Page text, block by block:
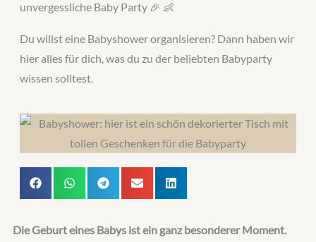
unvergessliche Baby Party 🎉 👶
Du willst eine Babyshower organisieren? Dann haben wir
hier alles für dich, was du zu der beliebten Babyparty
wissen solltest.
Die Geburt eines Babys ist ein ganz besonderer Moment.